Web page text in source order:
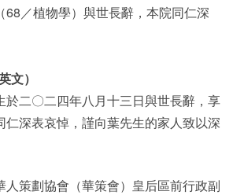
68／植物學）與世長辭，本院同仁深
文）
於二〇二四年八月十三日與世長辭，享
仁深表哀悼，謹向葉先生的家人致以深
人策劃協會（華策會）皇后區前行政副